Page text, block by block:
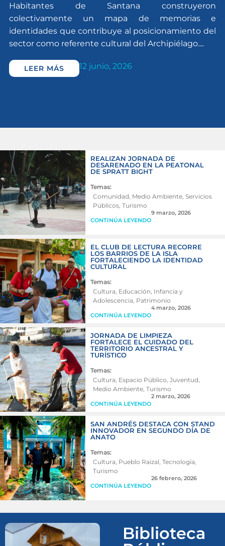
Habitantes de Santana construyeron
colectivamente un mapa de memorias e
identidades que contribuye al posicionamiento del
sector como referente cultural del Archipiélago....
LEER MÁS 12 junio, 2026
REALIZAN JORNADA DE
DESARENADO EN LA PEATONAL
DE SPRATT BIGHT
Temas:
Comunidad Medio Ambiente ,Servicios
Públicos ,Turismo
CONTINÚA LEYENDO
9 marzo, 2026
EL CLUB DE LECTURA RECORRE
LOS BARRIOS DE LA ISLA
FORTALECIENDO LA IDENTIDAD
CULTURAL
Temas:
Cultura Educación Infancia y
Adolescencia Patrimonio
CONTINÚA LEYENDO
4 marzo, 2026
JORNADA DE LIMPIEZA
FORTALECE EL CUIDADO DEL
TERRITORIO ANCESTRAL Y
TURÍSTICO
Temas:
Cultura Espacio Público ,Juventud
Medio Ambiente ,Turismo
CONTINÚA LEYENDO
2 marzo, 2026
SAN ANDRÉS DESTACA CON STAND
INNOVADOR EN SEGUNDO DÍA DE
ANATO
Temas:
Cultura Pueblo Raizal ,Tecnología
Turismo
CONTINÚA LEYENDO
26 febrero, 2026
Biblioteca